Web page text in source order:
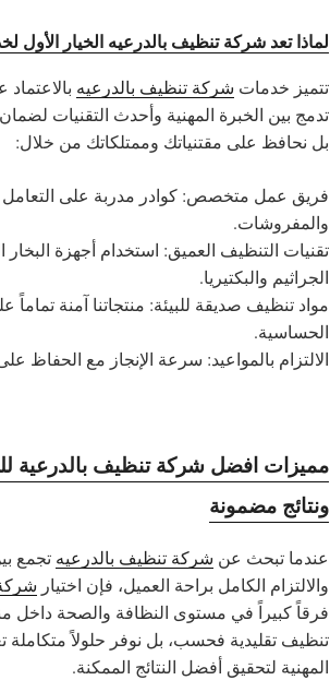
لماذا تعد شركة تنظيف بالدرعيه الخيار الأول
تتميز خدمات شركة تنظيف بالدرعيه
تدمج بين الخبرة المهنية وأحدث التقنيات
بل نحافظ على مقتنياتك وممتلكاتك من خلال:
فريق عمل متخصص: كوادر مدربة على التعامل
والمفروشات.
الجراثيم والبكتيريا.
مواد تنظيف صديقة للبيئة: منتجاتنا آمنة
الحساسية.
الالتزام بالمواعيد: سرعة الإنجاز مع الحفاظ
مميزات افضل شركة تنظيف بالدرعية
ونتائج مضمونة
عندما تبحث عن شركة تنظيف بالدرعيه تجمع
والالتزام الكامل براحة العميل، فإن اختيار
فرقاً كبيراً في مستوى النظافة والصحة داخل
تنظيف تقليدية فحسب، بل نوفر حلولاً متكاملة
المهنية لتحقيق أفضل النتائج الممكنة.